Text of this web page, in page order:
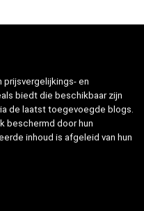
en
biedt die beschikbaar zijn
de laatst toegevoegde blogs.
beschermd door hun
inhoud is afgeleid van hun